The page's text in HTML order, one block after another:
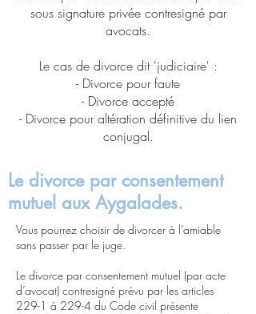
sous signature privée contresigné par
avocats.
Le cas de divorce dit 'judiciaire' :
- Divorce pour faute
- Divorce accepté
- Divorce pour altération définitive du lien
conjugal.
Le divorce par consentement
mutuel aux Aygalades.
Vous pourrez choisir de divorcer à l’amiable
sans passer par le juge.
Le divorce par consentement mutuel (par acte
d’avocat) contresigné prévu par les articles
229-1 à 229-4 du Code civil présente